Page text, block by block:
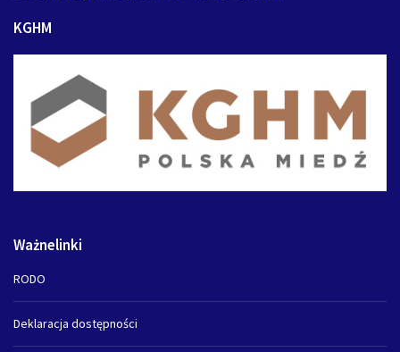
KGHM
Ważnelinki
RODO
Deklaracja dostępności